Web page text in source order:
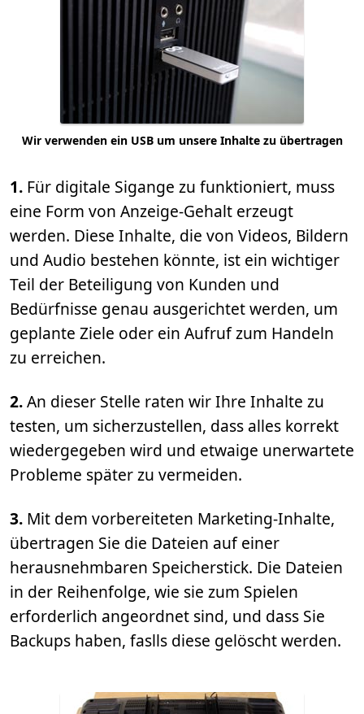
Wir verwenden ein USB um unsere Inhalte zu übertragen
1. Für digitale Sigange zu funktioniert, muss
eine Form von Anzeige-Gehalt erzeugt
werden. Diese Inhalte, die von Videos, Bildern
und Audio bestehen könnte, ist ein wichtiger
Teil der Beteiligung von Kunden und
Bedürfnisse genau ausgerichtet werden, um
geplante Ziele oder ein Aufruf zum Handeln
zu erreichen.
2.An dieser Stelle raten wir Ihre Inhalte zu
testen, um sicherzustellen, dass alles korrekt
wiedergegeben wird und etwaige unerwartete
Probleme später zu vermeiden.
3. Mit dem vorbereiteten Marketing-Inhalte,
übertragen Sie die Dateien auf einer
herausnehmbaren Speicherstick. Die Dateien
in der Reihenfolge, wie sie zum Spielen
erforderlich angeordnet sind, und dass Sie
Backups haben, faslls diese gelöscht werden.